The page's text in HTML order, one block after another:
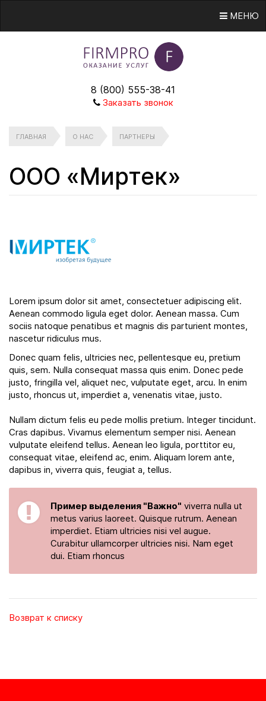
МЕНЮ
8 (800) 555-38-41
Заказать звонок
ГЛАВНАЯ О НАС ПАРТНЕРЫ
ООО «Миртек»
Lorem ipsum dolor sit amet, consectetuer adipiscing elit.
Aenean commodo ligula eget dolor. Aenean massa. Cum
sociis natoque penatibus et magnis dis parturient montes,
nascetur ridiculus mus.
Donec quam felis, ultricies nec, pellentesque eu, pretium
quis, sem. Nulla consequat massa quis enim. Donec pede
justo, fringilla vel, aliquet nec, vulputate eget, arcu. In enim
justo, rhoncus ut, imperdiet a, venenatis vitae, justo.
Nullam dictum felis eu pede mollis pretium. Integer tincidunt.
Cras dapibus. Vivamus elementum semper nisi. Aenean
vulputate eleifend tellus. Aenean leo ligula, porttitor eu,
consequat vitae, eleifend ac, enim. Aliquam lorem ante,
dapibus in, viverra quis, feugiat a, tellus.
Пример выделения "Важно" viverra nulla ut
metus varius laoreet. Quisque rutrum. Aenean
imperdiet. Etiam ultricies nisi vel augue.
Curabitur ullamcorper ultricies nisi. Nam eget
dui. Etiam rhoncus
Возврат к списку